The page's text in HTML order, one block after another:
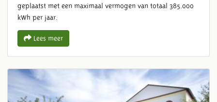
geplaatst met een maximaal vermogen van totaal 385.000
kWh per jaar.
Lees meer